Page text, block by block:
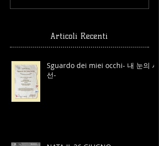
Articoli Recenti
Sguardo dei miei occhi- 내 눈의 시
선-